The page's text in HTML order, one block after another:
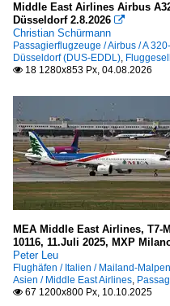
Belgien
Deutschland
Düsseldorf (DUS-
2010
2011
2012
2013
2014
2015
2016
2017
2019
2020
Middle East Airlines Airbus
Düsseldorf 2.8.2026 
Christian Schürmann
Passagierflugzeuge / Airbus / A
Düsseldorf (DUS-EDDL),
 18 1280x853 Px, 04.08.2026
MEA Middle East Airlines, T7-
10116, 11.Juli 2025, MXP
Peter Leu
Flughäfen / Italien / Mailand-
Asien / Middle East Airlines,
 67 1200x800 Px, 10.10.2025